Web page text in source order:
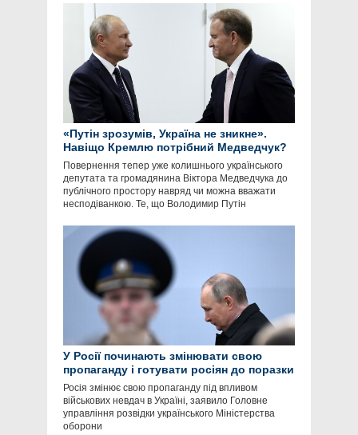
«Путін зрозумів, Україна не зникне».
Навіщо Кремлю потрібний Медведчук?
Повернення тепер уже колишнього українського
депутата та громадянина Віктора Медведчука до
публічного простору навряд чи можна вважати
несподіванкою. Те, що Володимир Путін
У Росії починають змінювати свою
пропаганду і готувати росіян до поразки
Росія змінює свою пропаганду під впливом
військових невдач в Україні, заявило Головне
управління розвідки українського Міністерства
оборони